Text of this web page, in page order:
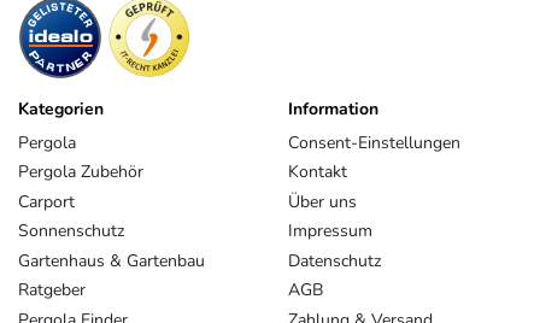
Kategorien
Pergola
Pergola Zubehör
Carport
Sonnenschutz
Gartenhaus & Gartenbau
Ratgeber
Information
Consent-Einstellungen
Kontakt
Über uns
Impressum
Datenschutz
AGB